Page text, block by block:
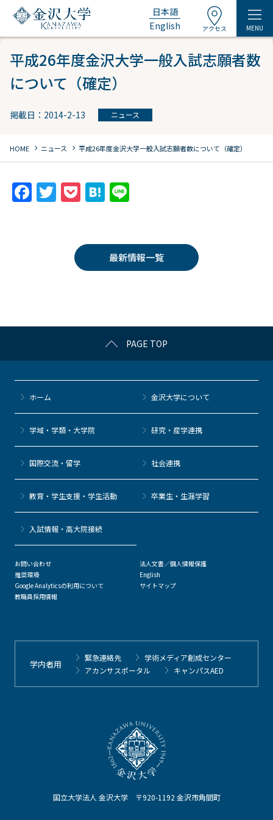
日本語
English
アクセス MENU
平成26年度金沢大学一般入試志願者数
について（確定）
掲載日：2014-2-13 ニュース
HOME chevron_right ニュース chevron_right 平成26年度金沢大学一般入試志願者数について（確定）
F
k
T
er
P
k
et
H
n
a
最新情報一覧
PAGE TOP
国立大学法人 金沢大学 〒920-1192 金沢市角間町
ホーム 金沢大学について
学域・学類・大学院 研究・産学連携
国際交流・留学 社会連携
教育・学生支援・学生活動 卒業生・生涯学習
⼊試情報・高大院接続
お問い合わせ
推奨環境
Google Analyticsの利用について
教職員採用情報
法人文書／個人情報保護
English
サイトマップ
学内者用
緊急連絡先
学術メディア創成センター
アカンサスポータル
キャンパスAED